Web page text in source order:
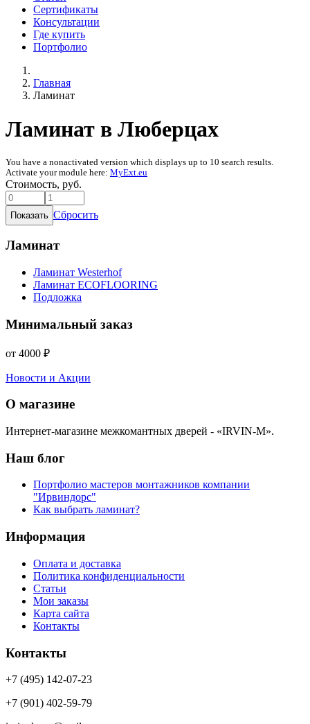
Сертификаты
Консультации
Где купить
Портфолио
Главная
Ламинат
Ламинат в Люберцах
You have a nonactivated version which displays up to 10 search results.
Activate your module here: MyExt.eu
Стоимость, руб.
Сбросить
Ламинат
Ламинат Westerhof
Ламинат ECOFLOORING
Подложка
Минимальный заказ
от 4000 ₽
Новости и Акции
О магазине
Интернет-магазине межкомантных дверей - «IRVIN-M».
Наш блог
Портфолио мастеров монтажников компании
"Ирвиндорс"
Как выбрать ламинат?
Информация
Оплата и доставка
Политика конфиденциальности
Статьи
Мои заказы
Карта сайта
Контакты
Контакты
+7 (495) 142-07-23
+7 (901) 402-59-79